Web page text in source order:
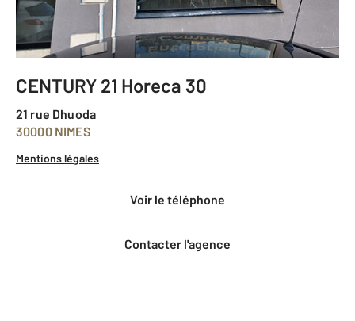
CENTURY 21 Horeca 30
21 rue Dhuoda
30000 NIMES
Mentions légales
voir le téléphone
Contacter l'agence